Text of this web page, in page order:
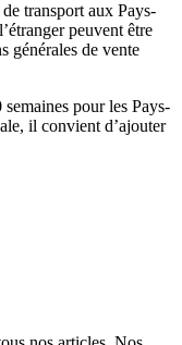
transport aux Pays-
peuvent être
générales de vente
pour les Pays-
il convient d’ajouter